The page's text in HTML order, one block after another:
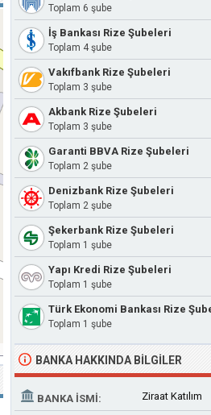
Toplam 6 şube
İş Bankası Rize Şubeleri
Toplam 4 şube
Vakıfbank Rize Şubeleri
Toplam 3 şube
Akbank Rize Şubeleri
Toplam 3 şube
Garanti BBVA Rize Şubeleri
Toplam 2 şube
Denizbank Rize Şubeleri
Toplam 2 şube
Şekerbank Rize Şubeleri
Toplam 1 şube
Yapı Kredi Rize Şubeleri
Toplam 1 şube
Türk Ekonomi Bankası Rize
Toplam 1 şube
BANKA HAKKINDA BILGILER
BANKA İSMI: Ziraat Katılım